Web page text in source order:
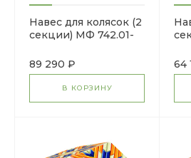
Навес для колясок (2
секции) МФ 742.01-
89 290 ₽
В КОРЗИНУ
64